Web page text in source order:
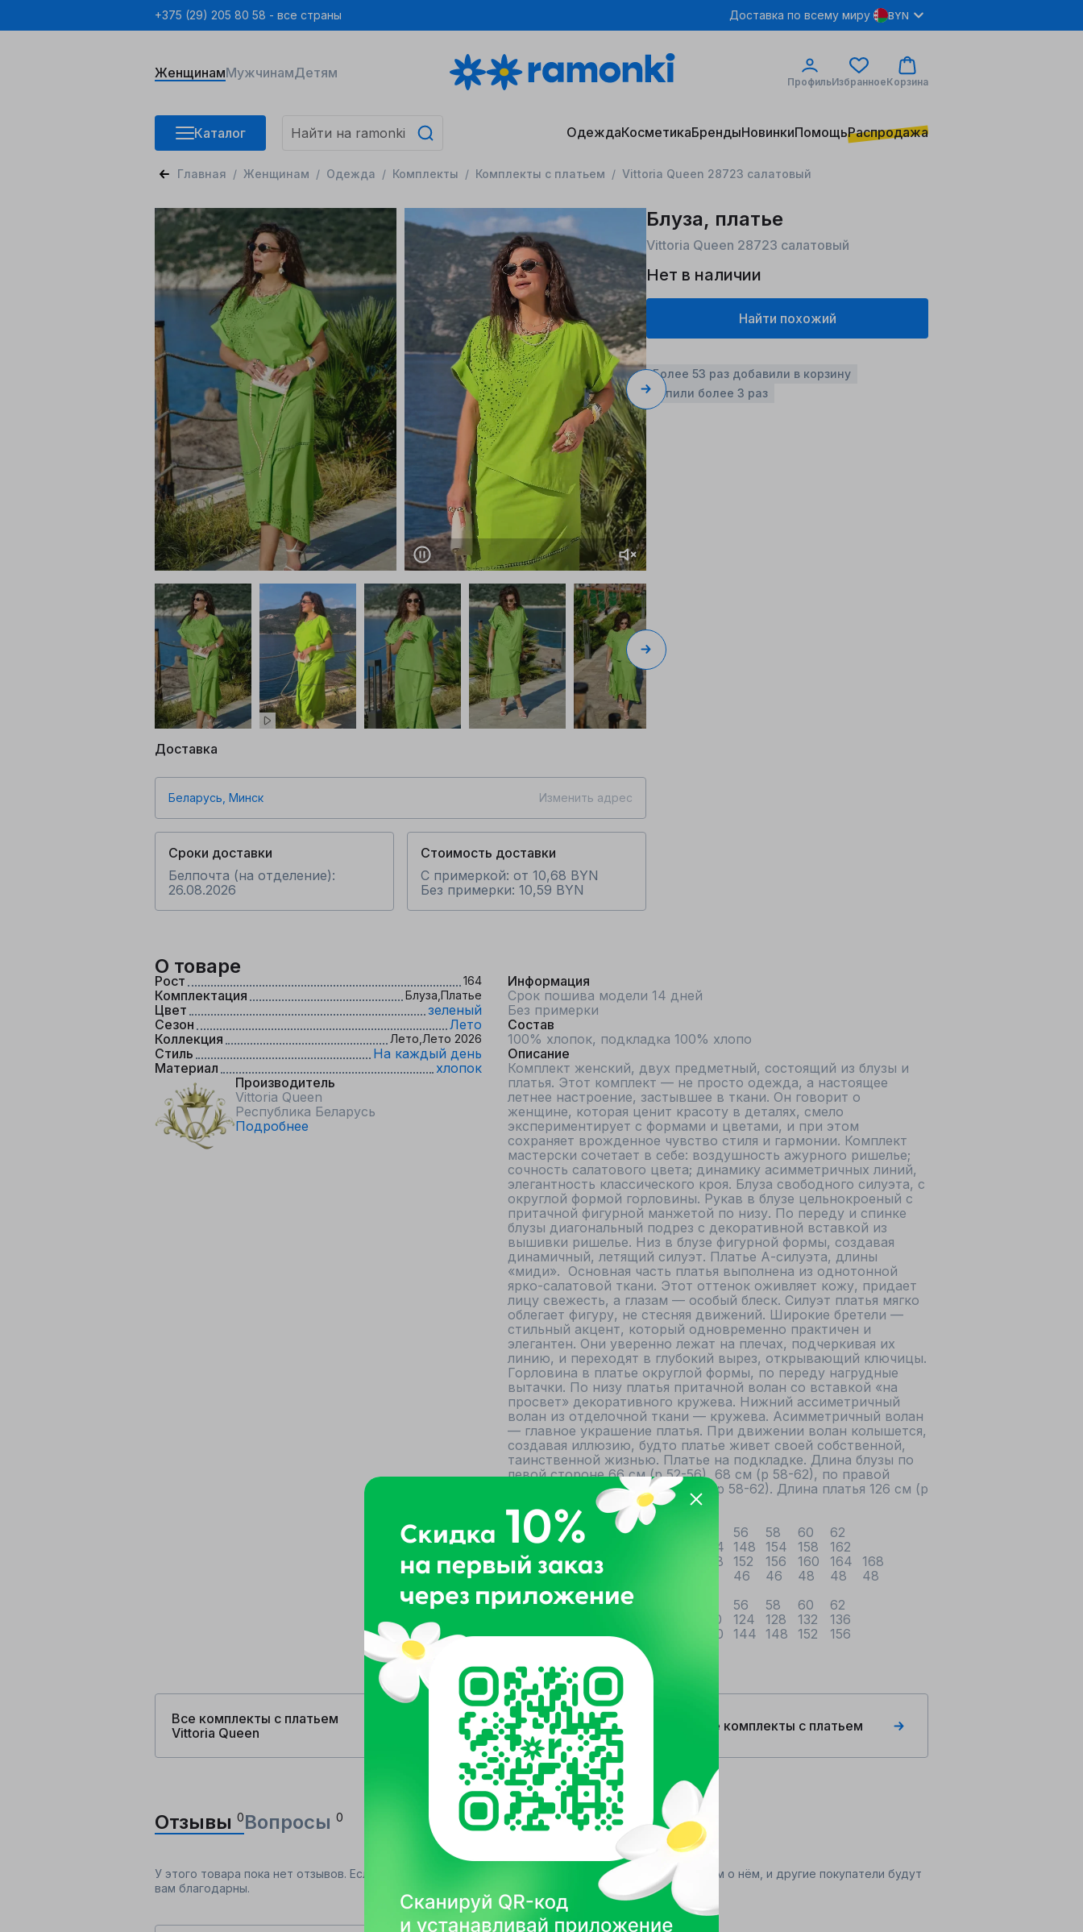
+375 (29) 205 80 58 - все страны Доставка по всему миру BYN
ЖенщинамМужчинамДетям
ПрофильИзбранноеКорзина
Каталог ОдеждаКосметикаБрендыНовинкиПомощьРаспродажа
Главная Женщинам Одежда Комплекты Комплекты с платьем Vittoria Queen 28723 салатовый
Доставка
Беларусь, Минск Изменить адрес
Сроки доставки
Белпочта (на отделение):
26.08.2026
Стоимость доставки
С примеркой: от 10,68 BYN
Без примерки: 10,59 BYN
Блуза, платье
Vittoria Queen 28723 салатовый
Нет в наличии
Найти похожий
Более 53 раз добавили в корзину
Купили более 3 раз
О товаре
Рост 164
Комплектация Блуза, Платье
Цвет
зеленый
Сезон
Лето
Коллекция
Лето, Лето 2026
Стиль
На каждый день
Материал
хлопок
Производитель
Vittoria Queen
Республика Беларусь
Подробнее
Информация
Срок пошива модели 14 дней
Без примерки
Состав
100% хлопок, подкладка 100% хлопо
Описание
Комплект женский, двух предметный, состоящий из блузы и
платья. Этот комплект — не просто одежда, а настоящее
летнее настроение, застывшее в ткани. Он говорит о
женщине, которая ценит красоту в деталях, смело
экспериментирует с формами и цветами, и при этом
сохраняет врожденное чувство стиля и гармонии. Комплект
мастерски сочетает в себе: воздушность ажурного ришелье;
сочность салатового цвета; динамику асимметричных линий,
элегантность классического кроя. Блуза свободного силуэта, с
округлой формой горловины. Рукав в блузе цельнокроеный с
притачной фигурной манжетой по низу. По переду и спинке
блузы диагональный подрез с декоративной вставкой из
вышивки ришелье. Низ в блузе фигурной формы, создавая
динамичный, летящий силуэт. Платье А-силуэта, длины
«миди».  Основная часть платья выполнена из однотонной
ярко-салатовой ткани. Этот оттенок оживляет кожу, придает
лицу свежесть, а глазам — особый блеск. Силуэт платья мягко
облегает фигуру, не стесняя движений. Широкие бретели —
стильный акцент, который одновременно практичен и
элегантен. Они уверенно лежат на плечах, подчеркивая их
линию, и переходят в глубокий вырез, открывающий ключицы.
Горловина в платье округлой формы, по переду нагрудные
вытачки. По низу платья притачной волан со вставкой «на
просвет» декоративного кружева. Нижний ассиметричный
волан из отделочной ткани — кружева. Асимметричный волан
— главное украшение платья. При движении волан колышется,
создавая иллюзию, будто платье живет своей собственной,
таинственной жизнью. Платье на подкладке. Длина блузы по
левой стороне 66 см (р 52-56), 68 см (р 58-62), по правой
стороне 56 см (р 52-56), 58 см (р 58-62). Длина платья 126 см (р
52-56), 127 см (р 58-62).
Блузка				52	54	56	58	60	62
обхват груди			140	144	148	154	158	162
ширина изделия внизу		148	152	156	160	164	168
ширина рукава внизу		46	46	46	48	48	48
Платье				52	54	56	58	60	62
обхват бедер			136	140	144	148	152	156
Все комплекты с платьем
Vittoria Queen
Все товары Vittoria Queen Все комплекты с платьем
Отзывы 0Вопросы 0
У этого товара пока нет отзывов. Если вы заказывали этот товар, поделитесь своим впечатлением о нём, и другие покупатели будут
вам благодарны.